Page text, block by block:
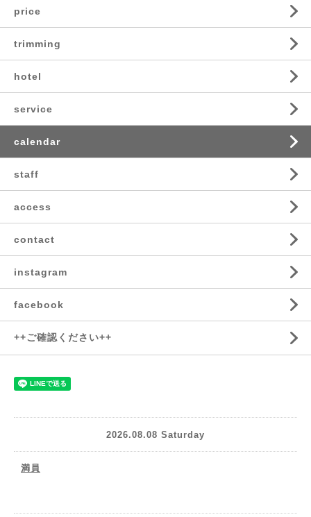
price
trimming
hotel
service
calendar
staff
access
contact
instagram
facebook
++ご確認ください++
2026.08.08 Saturday
満員